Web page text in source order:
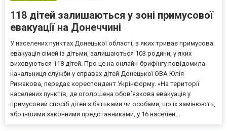
118 дітей залишаються у зоні примусової
евакуації на Донеччині
У населених пунктах Донецької області, з яких триває примусова
евакуація сімей із дітьми, залишаються 103 родини, у яких
виховуються 118 дітей. Про це на онлайн-брифінгу повідомила
начальниця служби у справах дітей Донецької ОВА Юлія
Рижакова, передає кореспондент Укрінформу. «На території
населених пунктів, де оголошена обов’язкова евакуація у
примусовий спосіб дітей з батьками чи особами, що їх замінюють,
або іншими законними представниками, у 16 населен...